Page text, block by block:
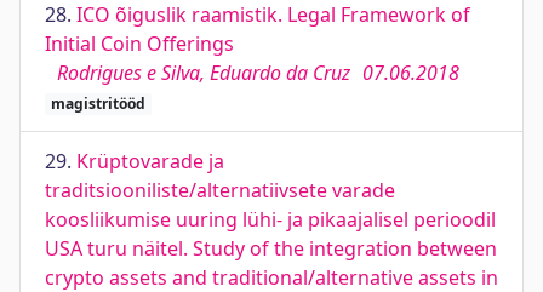
28. ICO õiguslik raamistik. Legal Framework of
Initial Coin Offerings
Rodrigues e Silva, Eduardo da Cruz 07.06.2018
magistritööd
29. Krüptovarade ja
traditsiooniliste/alternatiivsete varade
koosliikumise uuring lühi- ja pikaajalisel perioodil
USA turu näitel. Study of the integration between
crypto assets and traditional/alternative assets in